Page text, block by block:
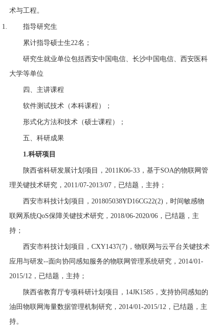
术与工程。
指导研究生
累计指导硕士生22名；
研究生就业单位包括西安中国电信、长沙中国电信、西安医科
大学等单位
四、主讲课程
软件测试技术（本科课程）；
形式化方法和技术（硕士课程）；
五、科研成果
1.科研项目
陕西省科研发展计划项目， 2011K06-33，基于SOA的物联网管
理关键技术研究， 2011/07-2013/07，已结题，主持；
西安市科技计划项目， 201805038YD16CG22(2) ，时间敏感物
联网系统QoS保障关键技术研究， 2018/06-2020/06，已结题，主
持；
西安市科技计划项目， CXY1437(7) ，物联网与云平台关键技术
应用与研发--面向协同感知服务的物联网管理系统研究， 2014/01-
2015/12，已结题，主持；
陕西省教育厅专项科研计划项目， 14JK1585，支持协同感知的
油田物联网海量数据管理机制研究， 2014/01-2015/12，已结题，主
持。